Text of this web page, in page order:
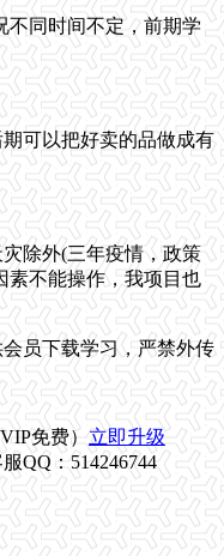
不同时间不定，前期学
可以把好卖的品做成有
除外(三年疫情，政策
素不能操作，我项目也
员下载学习，严禁外传
免费）立即升级
QQ：514246744